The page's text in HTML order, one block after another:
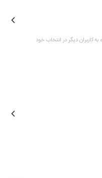
کاربران دیگر در انتخاب خود